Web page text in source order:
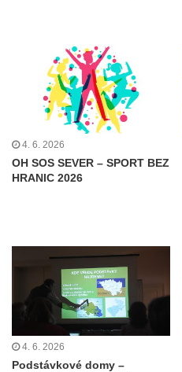
4. 6. 2026
OH SOS SEVER – SPORT BEZ
HRANIC 2026
4. 6. 2026
Podstávkové domy –